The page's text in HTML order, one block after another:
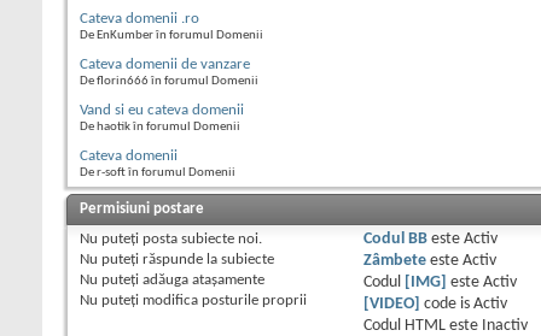
Cateva domenii .ro
De EnKumber în forumul Domenii
Cateva domenii de vanzare
De florin666 în forumul Domenii
Vand si eu cateva domenii
De haotik în forumul Domenii
Cateva domenii
De r-soft în forumul Domenii
Permisiuni postare
Nu puteţi posta subiecte noi.
Nu puteţi răspunde la subiecte
Nu puteţi adăuga ataşamente
Nu puteţi modifica posturile proprii
Codul BBeste Activ
Zâmbeteeste Activ
Codul
[IMG] este Activ
[VIDEO]
code is Activ
Codul HTML este
Inactiv